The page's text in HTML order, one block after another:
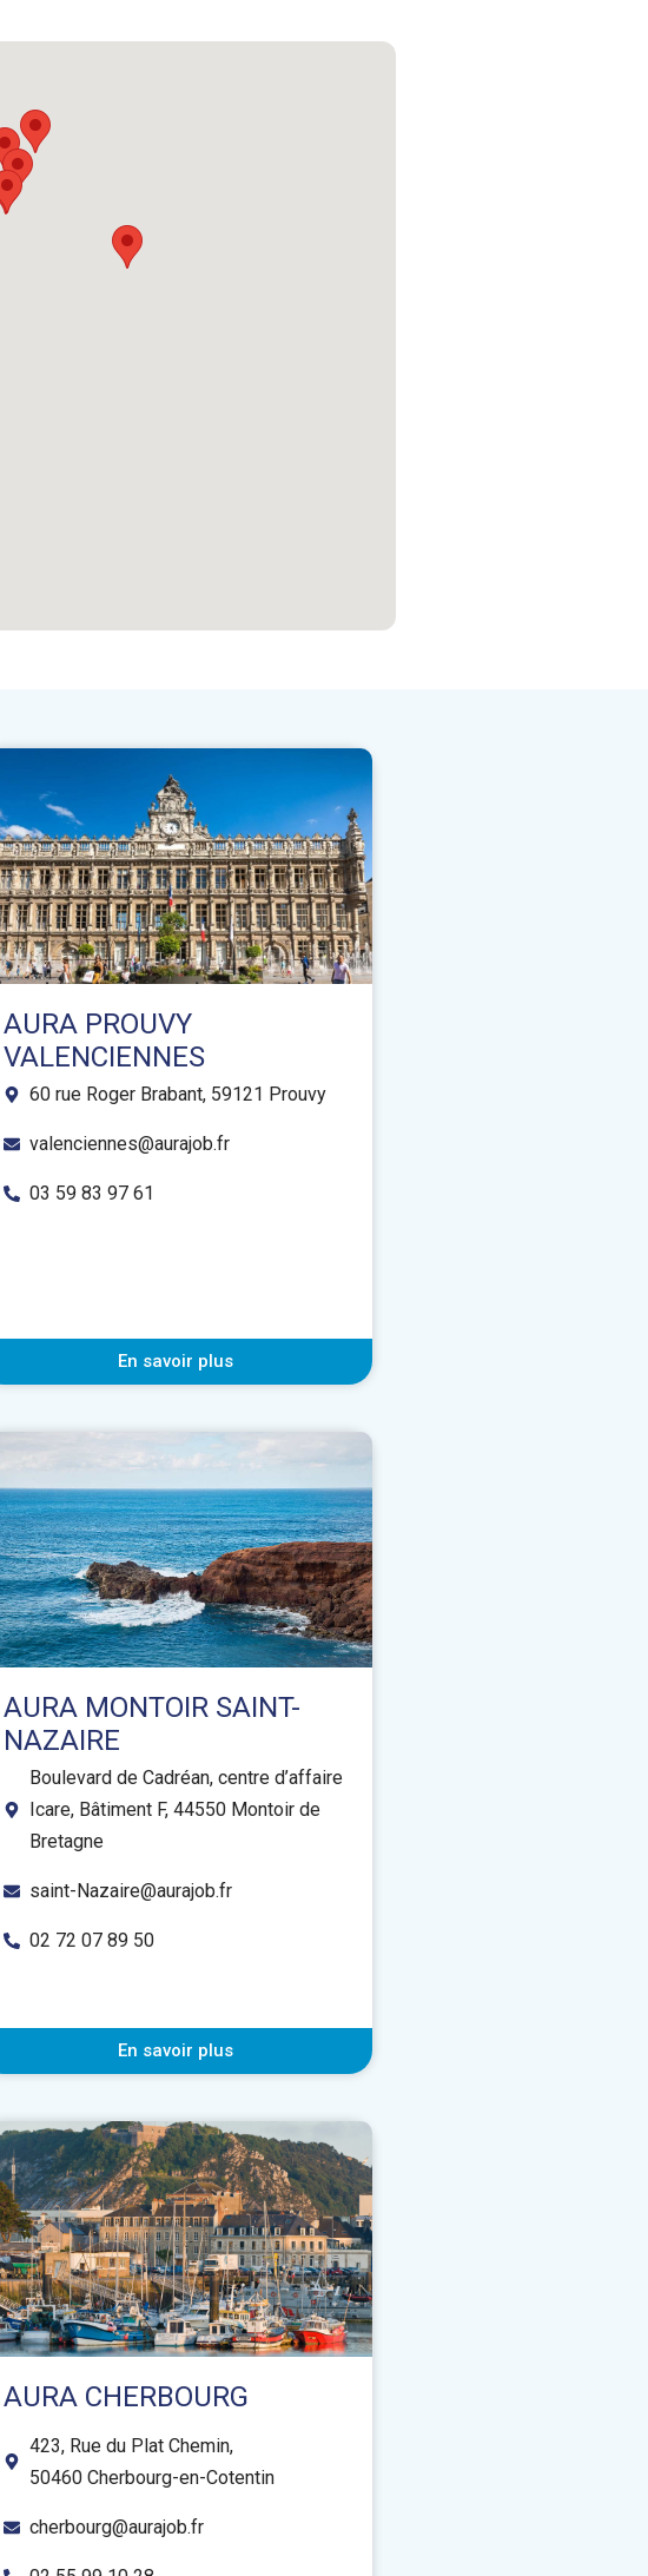
AURA PROUVY
VALENCIENNES
60 rue Roger Brabant, 59121 Prouvy
valenciennes@aurajob.fr
03 59 83 97 61
En savoir plus
AURA MONTOIR SAINT-
NAZAIRE
Boulevard de Cadréan, centre d’affaire
Icare, Bâtiment F, 44550 Montoir de
Bretagne
saint-Nazaire@aurajob.fr
02 72 07 89 50
En savoir plus
AURA CHERBOURG
423, Rue du Plat Chemin,
50460 Cherbourg-en-Cotentin
cherbourg@aurajob.fr